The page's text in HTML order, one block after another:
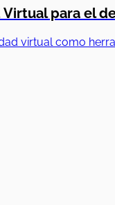
Virtual para el
virtual como